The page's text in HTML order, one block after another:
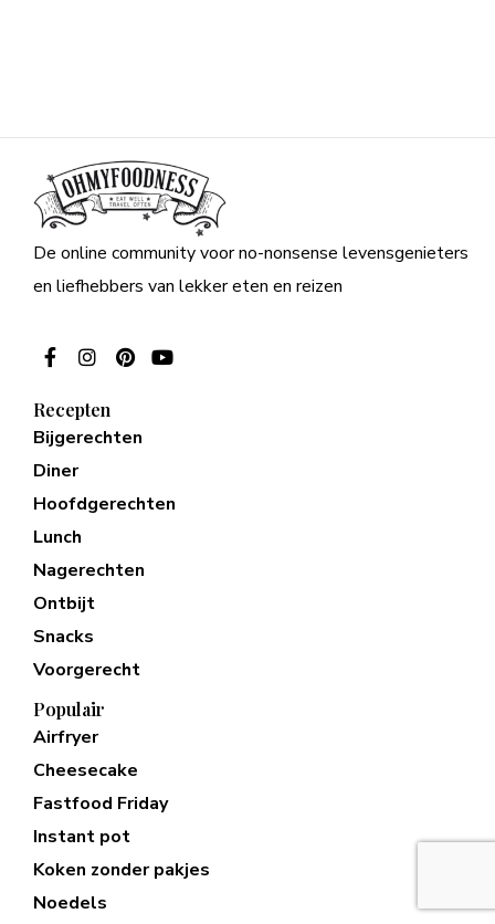
De online community voor no-nonsense levensgenieters
en liefhebbers van lekker eten en reizen
Recepten
Bijgerechten
Diner
Hoofdgerechten
Lunch
Nagerechten
Ontbijt
Snacks
Voorgerecht
Populair
Airfryer
Cheesecake
Fastfood Friday
Instant pot
Koken zonder pakjes
Noedels